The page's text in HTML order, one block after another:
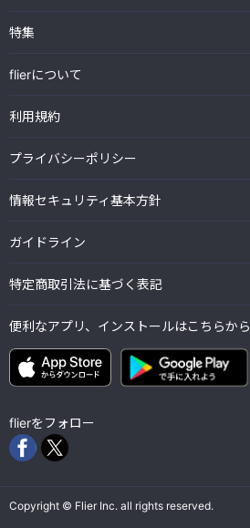
特集
flierについて
利用規約
プライバシーポリシー
情報セキュリティ基本方針
ガイドライン
特定商取引法に基づく表記
便利なアプリ、インストールはこちらから
flierをフォロー
Copyright © Flier Inc. all rights reserved.